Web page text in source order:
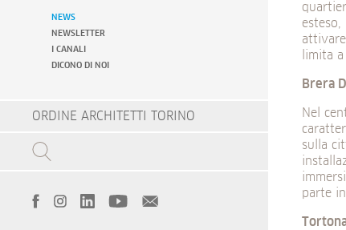
NEWS
NEWSLETTER
I CANALI
DICONO DI NOI
ORDINE ARCHITETTI TORINO
limita
Brera
Nel
sulla
parte